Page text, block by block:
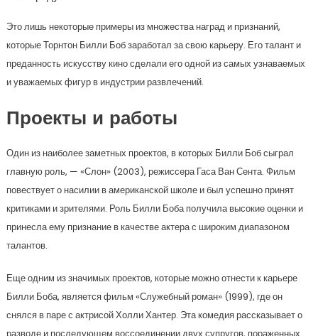
Это лишь некоторые примеры из множества наград и признаний,
которые Торнтон Билли Боб заработал за свою карьеру. Его талант и
преданность искусству кино сделали его одной из самых узнаваемых
и уважаемых фигур в индустрии развлечений.
Проекты и работы
Один из наиболее заметных проектов, в которых Билли Боб сыграл
главную роль, — «Слон» (2003), режиссера Гаса Ван Сента. Фильм
повествует о насилии в американской школе и был успешно принят
критиками и зрителями. Роль Билли Боба получила высокие оценки и
принесла ему признание в качестве актера с широким диапазоном
талантов.
Еще одним из значимых проектов, которые можно отнести к карьере
Билли Боба, является фильм «Служебный роман» (1999), где он
снялся в паре с актрисой Холли Хантер. Эта комедия рассказывает о